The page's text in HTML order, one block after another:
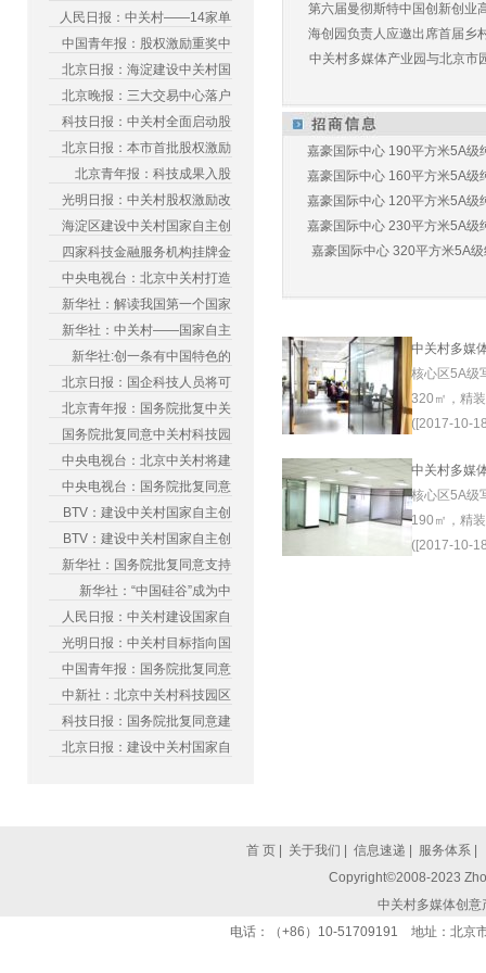
人民日报：中关村——14家单
中国青年报：股权激励重奖中
北京日报：海淀建设中关村国
北京晚报：三大交易中心落户
科技日报：中关村全面启动股
北京日报：本市首批股权激励
北京青年报：科技成果入股
光明日报：中关村股权激励改
海淀区建设中关村国家自主创
四家科技金融服务机构挂牌金
中央电视台：北京中关村打造
新华社：解读我国第一个国家
新华社：中关村——国家自主
新华社:创一条有中国特色的
北京日报：国企科技人员将可
北京青年报：国务院批复中关
国务院批复同意中关村科技园
中央电视台：北京中关村将建
中央电视台：国务院批复同意
BTV：建设中关村国家自主创
BTV：建设中关村国家自主创
新华社：国务院批复同意支持
新华社：“中国硅谷”成为中
人民日报：中关村建设国家自
光明日报：中关村目标指向国
中国青年报：国务院批复同意
中新社：北京中关村科技园区
科技日报：国务院批复同意建
北京日报：建设中关村国家自
第六届曼彻斯特中国创新创业
海创园负责人应邀出席首届乡
中关村多媒体产业园与北京市
嘉豪国际中心 190平方米5A级
嘉豪国际中心 160平方米5A级
嘉豪国际中心 120平方米5A级
嘉豪国际中心 230平方米5A级
嘉豪国际中心 320平方米5A
中关村多媒
核心区5A级
320㎡，精
([2017-10-
中关村多媒
核心区5A级
190㎡，精
([2017-10-
首 页 关于我们 信息速递 服务体系
Copyright©2008-2023
中关村多媒体创
电话：（+86）10-51709191 地址：北京